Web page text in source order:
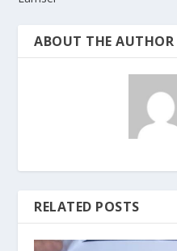
ABOUT THE AUTHOR
RELATED POSTS